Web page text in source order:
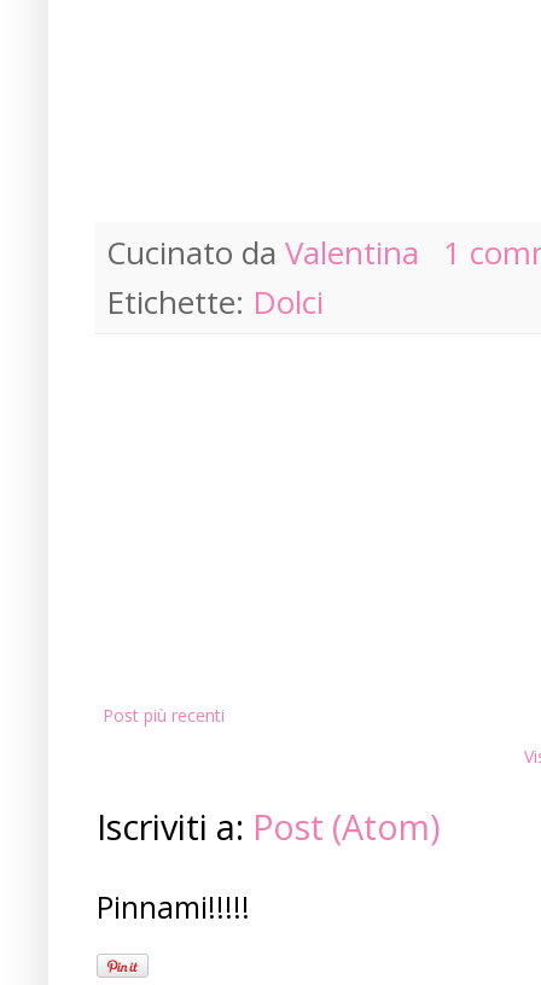
Cucinato da Valentina
1
Etichette: Dolci
Post più recenti
Iscriviti a: Post (Atom)
Pinnami!!!!!